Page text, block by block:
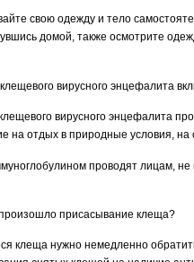
свою одежду и тело
домой, также осмотрите
вирусного энцефалита
вирусного энцефалита
отдых в природные условия, на
проводят лицам,
присасывание клеща?
клеща нужно немедленно